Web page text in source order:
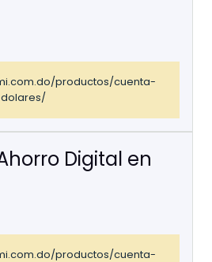
productos/cuenta-
Digital en
productos/cuenta-